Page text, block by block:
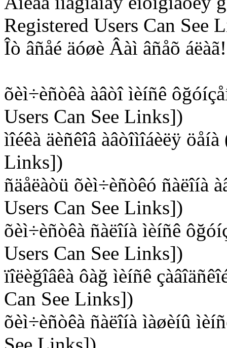
Registered Users Can See
Îò âñåé äóøè Âàì âñåõ áëàã!
õèì÷èñòêà àâòî ìèíñê
Users Can See Links])
ìîéêà äèñêîâ àâòîìîáèëÿ
Links])
ñäåëàòü õèì÷èñòêó ñàëîíà
Users Can See Links])
õèì÷èñòêà ñàëîíà ìèíñê
Users Can See Links])
ïîëèğîâêà ôàğ ìèíñê
Can See Links])
õèì÷èñòêà ñàëîíà ìàøèíû